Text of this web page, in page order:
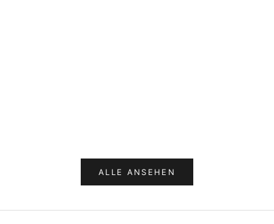
ALLE ANSEHEN